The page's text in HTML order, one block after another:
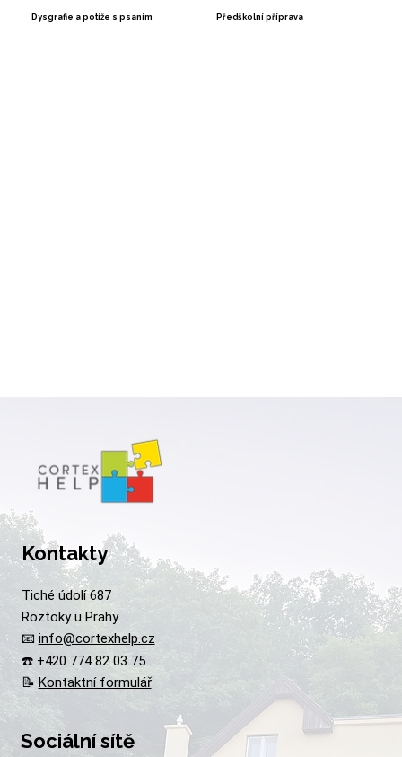
Dysgrafie a potíže s psaním Předškolní příprava
Sociální sítě
Kontakty
Tiché údolí 687
Roztoky u Prahy
📧 info@cortexhelp.cz
☎️ +420 774 82 03 75
📝 Kontaktní formulář